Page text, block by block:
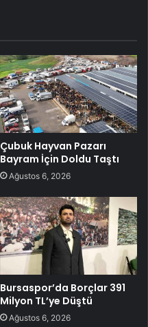
Çubuk Hayvan Pazarı
Bayram İçin Doldu Taştı
Ağustos 6, 2026
Bursaspor’da Borçlar 391
Milyon TL’ye Düştü
Ağustos 6, 2026